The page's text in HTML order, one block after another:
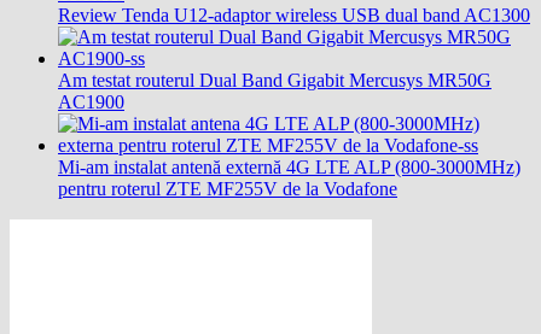
Review Tenda U12-adaptor wireless USB dual band AC1300
Am testat routerul Dual Band Gigabit Mercusys MR50G
AC1900
Mi-am instalat antenă externă 4G LTE ALP (800-3000MHz)
pentru roterul ZTE MF255V de la Vodafone